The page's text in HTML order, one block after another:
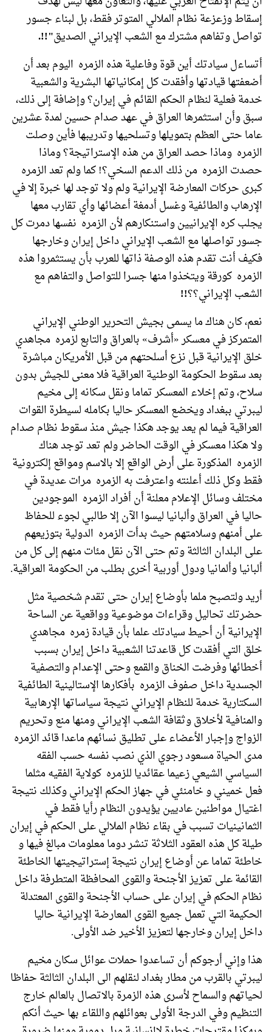
إسقاط وزعزعة نظام الملالي المتوتر فقط، بل لبناء جسور
تواصل وتفاهم مشترك مع الشعب الإيراني الصديق"!!.
أتساءل سيادتك أين قوة وفاعلية هذه الزمره اليوم بعد أن
أضعفتها قيادتها وأفقدت كل إمكانياتها البشرية والشعبية
خدمة فعلية لنظام الحكم القائم في إيران؟ وإضافة إلى ذلك،
سبق وأن استثمرها العراق في عهد صدام حسين لمدة عشرين
عاما حتى العظم بتمويلها وتسلحيها وتدريبها فأين وصلت
الزمره وماذا حصد العراق من هذه الإستراتيجة؟ وماذا
حصدت الزمره من ذلك الدعم السخي؟! كما ولم تعد الزمره
كبرى حركات المعارضة الإيرانية ولم ولا توجد لها خبرة إلا في
الإرهاب والطائفية وغسل أدمغة أعضائها وأي تقارب معها
يجلب كره الإيرانيين واستنكارهم لأن الزمره نفسها دمرت كل
جسور تواصلها مع الشعب الإيراني داخل إيران وخارجها
فكيف أنت تقدم هذه الوصفة ذاتها للعرب بأن يستثمروا هذه
الزمره كورقة ويتخذوا منها جسرا للتواصل والتفاهم مع
الشعب الإيراني؟؟!!
نعم، كان هناك ما يسمى بجيش التحرير الوطني الإيراني
المتمركز في معسكر «أشرف» بالعراق والتابع لزمره مجاهدي
خلق الإيرانية قبل نزع أسلحتهم من قبل الأمريكان مباشرة
بعد سقوط الحكومة الوطنية العراقية فلا معنى للجيش بدون
سلاح، وتم إخلاء المعسكر تماما ونقل سكانه إلى مخيم
ليبرتي ببغداد ويخضع المعسكر حاليا بكامله لسيطرة القوات
العراقية فيما لم يعد يوجد هكذا جيش منذ سقوط نظام صدام
ولا هكذا معسكر في الوقت الحاضر ولم تعد توجد هناك
الزمره المذكورة على أرض الواقع إلا بالاسم ومواقع إلكترونية
فقط وكل ذلك أعلنته واعترفت به الزمره مرات عديدة في
مختلف وسائل الإعلام معلنة أن أفراد الزمره الموجودين
حاليا في العراق وألبانيا ليسوا الآن إلا طالبي لجوء للحفاظ
على أمنهم وسلامتهم حيث بدأت الزمره الدولية بتوزيعهم
على البلدان الثالثة وتم حتى الآن نقل مئات منهم إلى كل من
ألبانيا وألمانيا ودول أوربية أخرى بطلب من الحكومة العراقية.
أريد ولتصبح ملما بأوضاع إيران حتى تقدم شخصية مثل
حضرتك تحاليل وقراءات موضوعية وواقعية عن الساحة
الإيرانية أن أحيط سيادتك علما بأن قيادة زمره مجاهدي
خلق التي أفقدت كل قاعدتنا الشعبية داخل إيران بسبب
أخطائها وفرضت الخناق والقمع وحتى الإعدام والتصفية
الجسدية داخل صفوف الزمره بأفكارها الإستالينية الطائفية
السكتارية خدمة للنظام الإيراني نتيجة سياساتها الإرهابية
والمنافية لأخلاق وثقافة الشعب الإيراني ومنها منع وتحريم
الزواج وإجبار الأعضاء على تطليق نسائهم ماعدا قائد الزمره
مدى الحياة مسعود رجوي الذي نصب نفسه حسب الفقه
السياسي الشيعي زعيما عقائديا للزمره كولاية الفقيه مثلما
فعل خميني و خامنئي في جهاز الحكم الإيراني وكذلك نتيجة
اغتيال مواطنين عاديين يؤيدون النظام رأيا فقط في
الثمانينيات تسبب في بقاء نظام الملالي على الحكم في إيران
طيلة كل هذه العقود الثلاثة تنشر دوما معلومات مبالغ فيها و
خاطئة تماما عن أوضاع إيران نتيجة إستراتيجيتها الخاطئة
القائمة على تعزيز الأجنحة والقوى المحافظة المتطرفة داخل
نظام الحكم في إيران على حساب الأجنحة والقوى المعتدلة
الحكيمة التي تعمل جميع القوى المعارضة الإيرانية حاليا
داخل إيران وخارجها لتعزيز الأخير ضد الأولى.
هذا وإني أرجوكم أن تساعدوا حملات عوائل سكان مخيم
ليبرتي بالقرب من مطار بغداد لنقلهم الى البلدان الثالثة حفاظا
لحياتهم والسماح لأسرى هذه الزمرة بالاتصال بالعالم خارج
التنظيم وفي الدرجة الأولى بعوائلهم واللقاء بها حيث أنكم